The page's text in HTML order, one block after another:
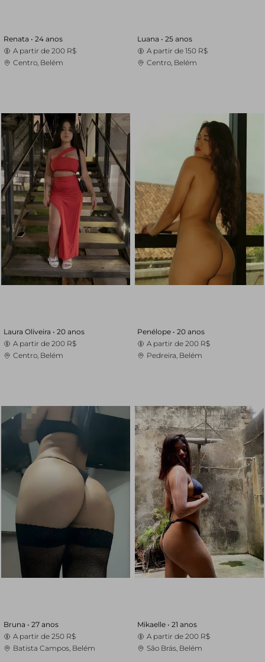
Renata • 24 anos
A partir de 200 R$
Centro, Belém
Luana • 25 anos
A partir de 150 R$
Centro, Belém
Laura Oliveira • 20 anos
A partir de 200 R$
Centro, Belém
Penélope • 20 anos
A partir de 200 R$
Pedreira, Belém
Bruna • 27 anos
A partir de 250 R$
Batista Campos, Belém
Mikaelle • 21 anos
A partir de 200 R$
São Brás, Belém